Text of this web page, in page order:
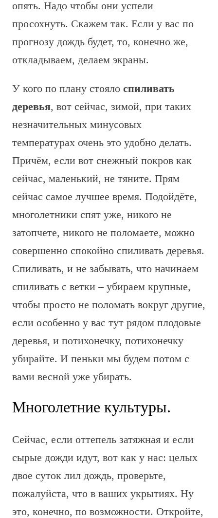
опять. Надо чтобы они успели
просохнуть. Скажем так. Если у вас по
прогнозу дождь будет, то, конечно же,
откладываем, делаем экраны.
У кого по плану стояло спиливать
деревья, вот сейчас, зимой, при таких
незначительных минусовых
температурах очень это удобно делать.
Причём, если вот снежный покров как
сейчас, маленький, не тяните. Прям
сейчас самое лучшее время. Подойдёте,
многолетники спят уже, никого не
затопчете, никого не поломаете, можно
совершенно спокойно спиливать деревья.
Спиливать, и не забывать, что начинаем
спиливать с ветки – убираем крупные,
чтобы просто не поломать вокруг другие,
если особенно у вас тут рядом плодовые
деревья, и потихонечку, потихонечку
убирайте. И пеньки мы будем потом с
вами весной уже убирать.
Многолетние культуры.
Сейчас, если оттепель затяжная и если
сырые дожди идут, вот как у нас: целых
двое суток лил дождь, проверьте,
пожалуйста, что в ваших укрытиях. Ну
это, конечно, по возможности. Откройте,